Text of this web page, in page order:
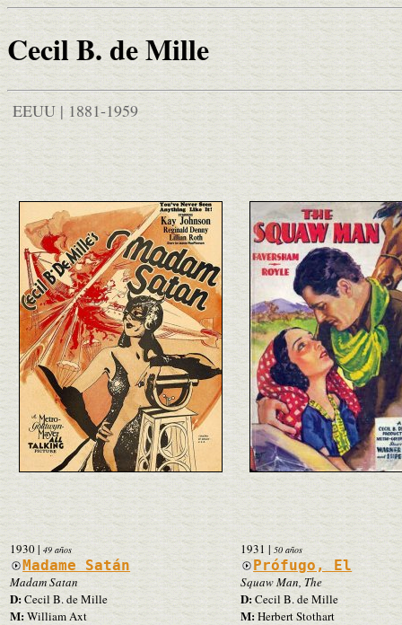
Cecil B. de Mille
EEUU | 1881-1959
1930| 49 años
Madame Satán
Madam Satan
D:Cecil B. de Mille
M:William Axt
1931 |50 años
Prófugo, El
Squaw Man, The
D:Cecil B. de Mille
M:Herbert Stothart